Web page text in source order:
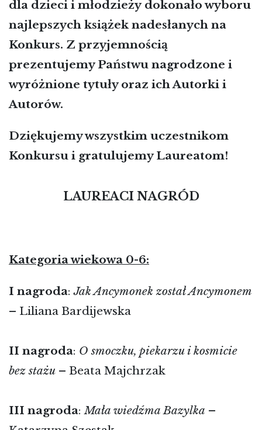
dla dzieci i młodzieży dokonało wyboru
najlepszych książek nadesłanych na
Konkurs. Z przyjemnością
prezentujemy Państwu nagrodzone i
wyróżnione tytuły oraz ich Autorki i
Autorów.
Dziękujemy wszystkim uczestnikom
Konkursu i gratulujemy Laureatom!
LAUREACI NAGRÓD
Kategoria wiekowa 0-6:
I nagroda:Jak Ancymonek został Ancymonem
– Liliana Bardijewska
II nagroda: O smoczku, piekarzu i kosmicie
bez stażu – Beata Majchrzak
III nagroda:Mała wiedźma Bazylka –